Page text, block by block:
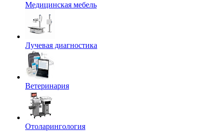
Медицинская мебель
Лучевая диагностика
Ветеринария
Отоларингология